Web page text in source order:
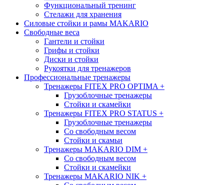
Функциональный тренинг
Стелажи для хранения
Силовые стойки и рамы MAKARIO
Свободные веса
Гантели и стойки
Грифы и стойки
Диски и стойки
Рукоятки для тренажеров
Профессиональные тренажеры
Тренажеры FITEX PRO OPTIMA +
Грузоблочные тренажеры
Стойки и скамейки
Тренажеры FITEX PRO STATUS +
Грузоблочные тренажеры
Со свободным весом
Стойки и скамьи
Тренажеры MAKARIO DIM +
Со свободным весом
Стойки и скамейки
Тренажеры MAKARIO NIK +